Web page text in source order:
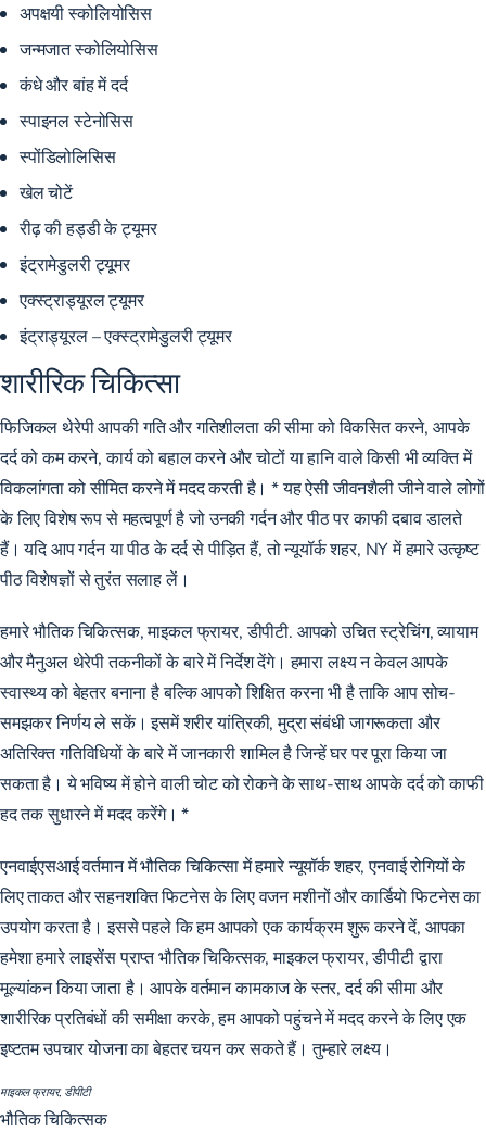
अपक्षयी स्कोलियोसिस
जन्मजात स्कोलियोसिस
कंधे और बांह में दर्द
स्पाइनल स्टेनोसिस
स्पोंडिलोलिसिस
खेल चोटें
रीढ़ की हड्डी के ट्यूमर
इंट्रामेडुलरी ट्यूमर
एक्स्ट्राड्यूरल ट्यूमर
इंट्राड्यूरल – एक्स्ट्रामेडुलरी ट्यूमर
शारीरिक चिकित्सा
फिजिकल थेरेपीआपकी गति और गतिशीलता की सीमा को विकसित करने, आपके
दर्द को कम करने, कार्य को बहाल करने और चोटों या हानि वाले किसी भी व्यक्ति में
विकलांगता को सीमित करने में मदद करती है। * यह ऐसी जीवनशैली जीने वाले लोगों
के लिए विशेष रूप से महत्वपूर्ण है जो उनकी गर्दन और पीठ पर काफी दबाव डालते
हैं। यदि आप गर्दन या पीठ के दर्द से पीड़ित हैं, तो न्यूयॉर्क शहर, NY में हमारे उत्कृष्ट
पीठ विशेषज्ञों से तुरंत सलाह लें।
हमारे भौतिक चिकित्सक,माइकल फ्रायर, डीपीटी. आपको उचित स्ट्रेचिंग, व्यायाम
और मैनुअल थेरेपी तकनीकों के बारे में निर्देश देंगे। हमारा लक्ष्य न केवल आपके
स्वास्थ्य को बेहतर बनाना है बल्कि आपको शिक्षित करना भी है ताकि आप सोच-
समझकर निर्णय ले सकें। इसमें शरीर यांत्रिकी, मुद्रा संबंधी जागरूकता और
अतिरिक्त गतिविधियों के बारे में जानकारी शामिल है जिन्हें घर पर पूरा किया जा
सकता है। ये भविष्य में होने वाली चोट को रोकने के साथ-साथ आपके दर्द को काफी
हद तक सुधारने में मदद करेंगे। *
एनवाईएसआई वर्तमान में भौतिक चिकित्सा में हमारे न्यूयॉर्क शहर, एनवाई रोगियों के
लिए ताकत और सहनशक्ति फिटनेस के लिए वजन मशीनों और कार्डियो फिटनेस का
उपयोग करता है। इससे पहले कि हम आपको एक कार्यक्रम शुरू करने दें, आपका
हमेशा हमारे लाइसेंस प्राप्त भौतिक चिकित्सक, माइकल फ्रायर, डीपीटी द्वारा
मूल्यांकन किया जाता है। आपके वर्तमान कामकाज के स्तर, दर्द की सीमा और
शारीरिक प्रतिबंधों की समीक्षा करके, हम आपको पहुंचने में मदद करने के लिए एक
इष्टतम उपचार योजना का बेहतर चयन कर सकते हैं। तुम्हारे लक्ष्य।
माइकल फ्रायर, डीपीटी
भौतिक चिकित्सक